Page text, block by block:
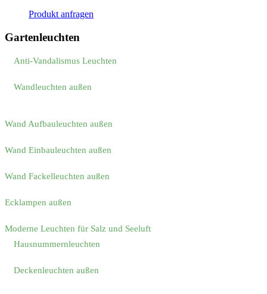
Produkt anfragen
Gartenleuchten
Anti-Vandalismus Leuchten
Wandleuchten außen
Wand Aufbauleuchten außen
Wand Einbauleuchten außen
Wand Fackelleuchten außen
Ecklampen außen
Moderne Leuchten für Salz und Seeluft
Hausnummernleuchten
Deckenleuchten außen